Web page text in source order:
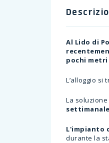
Al Lido di
pochi
L’alloggio
La
settimanale
L'impianto
durante la